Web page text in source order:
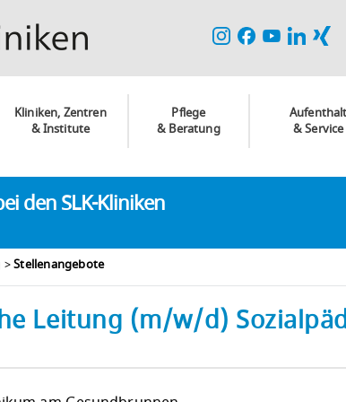
Kliniken, Zentren
& Institute
Pflege
& Beratung
Aufenthalt
& Service
den SLK-Kliniken
>Stellenangebote
Leitung (m/w/d)